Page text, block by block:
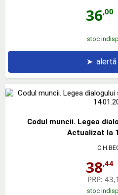
36,00
stoc
➤
Codul muncii. Legea
Actualizat la
38,44
PRP:
stoc